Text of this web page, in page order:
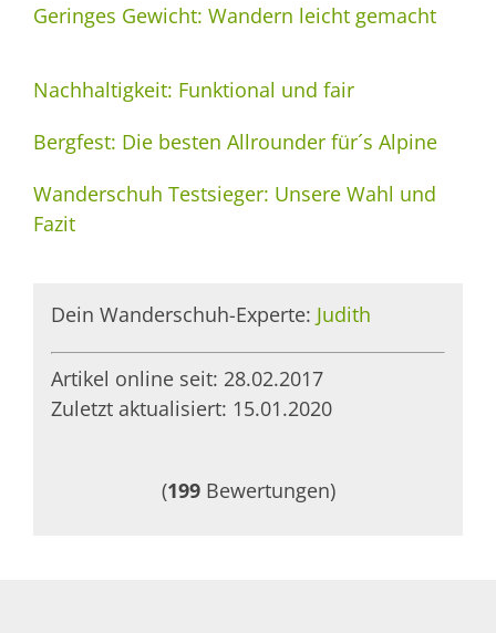
Geringes Gewicht: Wandern leicht gemacht
Nachhaltigkeit: Funktional und fair
Bergfest: Die besten Allrounder für´s Alpine
Wanderschuh Testsieger: Unsere Wahl und
Fazit
Dein Wanderschuh-Experte: Judith
Artikel online seit: 28.02.2017
Zuletzt aktualisiert: 15.01.2020
(199Bewertungen)